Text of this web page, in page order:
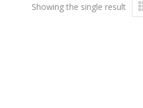
Showing the single result